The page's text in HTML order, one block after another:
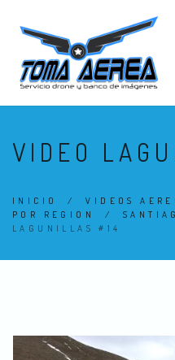
VIDEO
INICIO /VIDEOS
POR REGION
/
LAGUNILLAS #14